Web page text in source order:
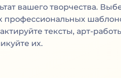
вашего творчества.
профессиональных
тексты, арт-
их.